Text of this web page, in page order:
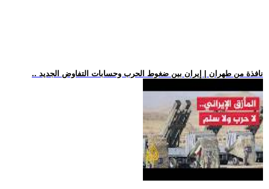
.. نافذة من طهران | إيران بين ضغوط الحرب وحسابات التفاوض الجديد